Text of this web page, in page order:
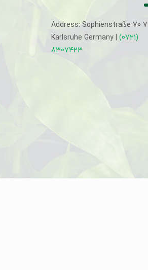
Address: Sophienstraße 70
Karlsruhe Germany | (0721)
8307423